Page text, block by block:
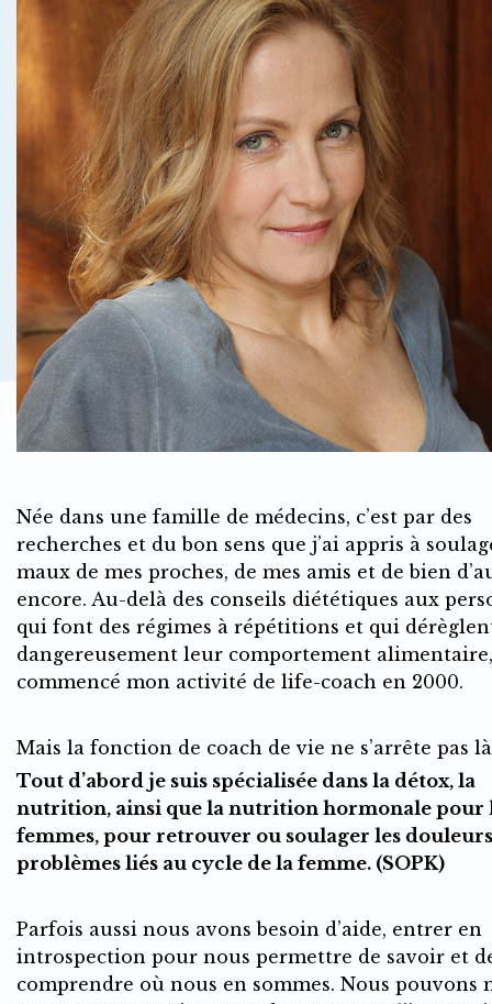
Née dans une famille de médecins, c’est par des
recherches et du bon sens que j’ai appris à
maux de mes proches, de mes amis et de bien
encore. Au-delà des conseils diététiques aux
qui font des régimes à répétitions et qui
dangereusement leur comportement alimentaire,
commencé mon activité de life-coach en 2000.
Mais la fonction de coach de vie ne s’arrête pas
Tout d’abord je suis spécialisée dans la détox, la
nutrition, ainsi que la nutrition hormonale pour
femmes, pour retrouver ou soulager les
problèmes liés au cycle de la femme. (SOPK)
Parfois aussi nous avons besoin d’aide, entrer en
introspection pour nous permettre de savoir et
comprendre où nous en sommes. Nous pouvons